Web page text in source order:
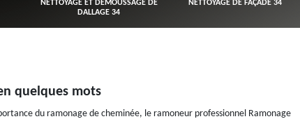
NETTOYAGE ET DÉMOUSSAGE DE
DALLAGE 34
NETTOYAGE DE FAÇADE 34
quelques mots
du ramonage de cheminée, le ramoneur professionnel Ramonage